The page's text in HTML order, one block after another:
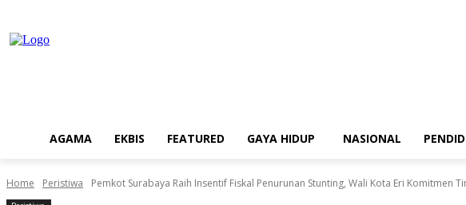
AGAMA EKBIS FEATURED GAYA HIDUP NASIONAL
Home Peristiwa Pemkot Surabaya Raih Insentif Fiskal Penurunan Stunting, Wali Kota Eri Komitmen